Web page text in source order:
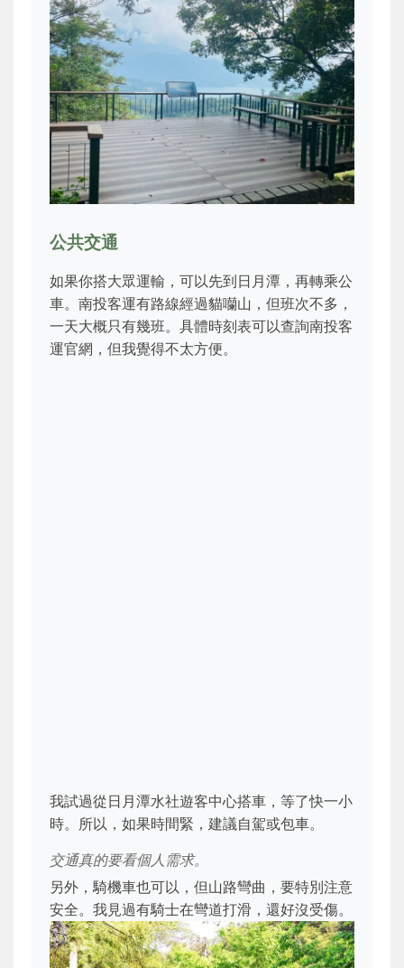
公共交通
如果你搭大眾運輸，可以先到日月潭，再轉乘公
車。南投客運有路線經過貓囒山，但班次不多，
一天大概只有幾班。具體時刻表可以查詢南投客
運官網，但我覺得不太方便。
我試過從日月潭水社遊客中心搭車，等了快一小
時。所以，如果時間緊，建議自駕或包車。
交通真的要看個人需求。
另外，騎機車也可以，但山路彎曲，要特別注意
安全。我見過有騎士在彎道打滑，還好沒受傷。